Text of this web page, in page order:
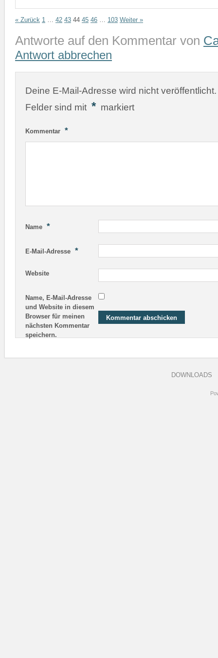
« Zurück 1 42 43 44 45 46 103 Weiter »
Antworte auf den Kommentar von
Antwort abbrechen
Deine E-Mail-Adresse wird nicht veröffentlicht.
Felder sind mit * markiert
Kommentar *
Name *
E-Mail-Adresse *
Website
Name, E-Mail-Adresse
und Website in diesem
Browser für meinen
nächsten Kommentar
speichern.
DOWNLOADS